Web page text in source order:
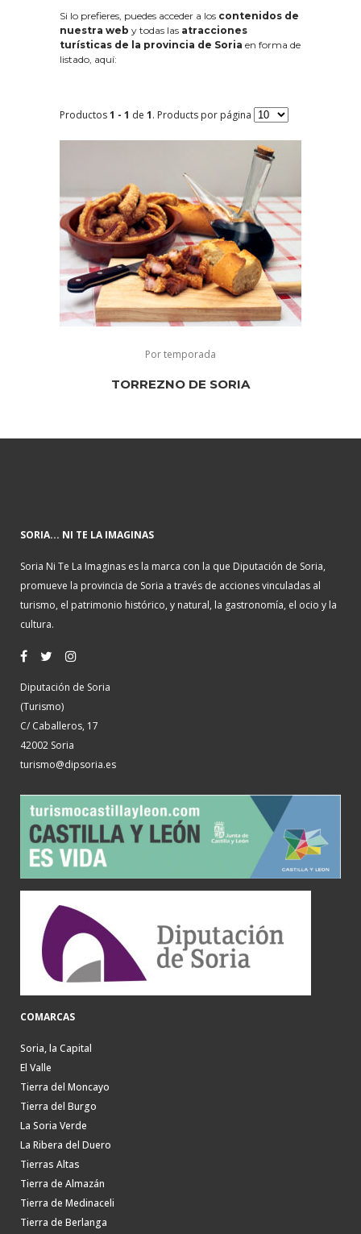
Si lo prefieres, puedes acceder a los contenidos de
nuestra web y todas las atracciones
turísticas de la provincia de Soria en forma de
listado, aquí:
Productos1 - 1 de 1. Products por página
Por temporada
TORREZNO DE SORIA
SORIA... NI TE LA IMAGINAS
Soria Ni Te La Imaginas es la marca con la que Diputación de Soria,
promueve la provincia de Soria a través de acciones vinculadas al
turismo, el patrimonio histórico, y natural, la gastronomía, el ocio y la
cultura.
Diputación de Soria
(Turismo)
C/ Caballeros, 17
42002 Soria
turismo@dipsoria.es
COMARCAS
Soria, la Capital
El Valle
Tierra del Moncayo
Tierra del Burgo
La Soria Verde
La Ribera del Duero
Tierras Altas
Tierra de Almazán
Tierra de Medinaceli
Tierra de Berlanga